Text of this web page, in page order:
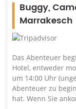
Buggy,
Marrakesch
Das Abenteuer
Hotel, entweder
um 14:00 Uhr
Abenteuer zu
hat. Wenn Sie